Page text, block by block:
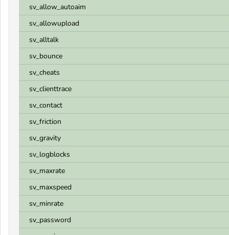
sv_allow_autoaim
sv_allowupload
sv_alltalk
sv_bounce
sv_cheats
sv_clienttrace
sv_contact
sv_friction
sv_gravity
sv_logblocks
sv_maxrate
sv_maxspeed
sv_minrate
sv_password